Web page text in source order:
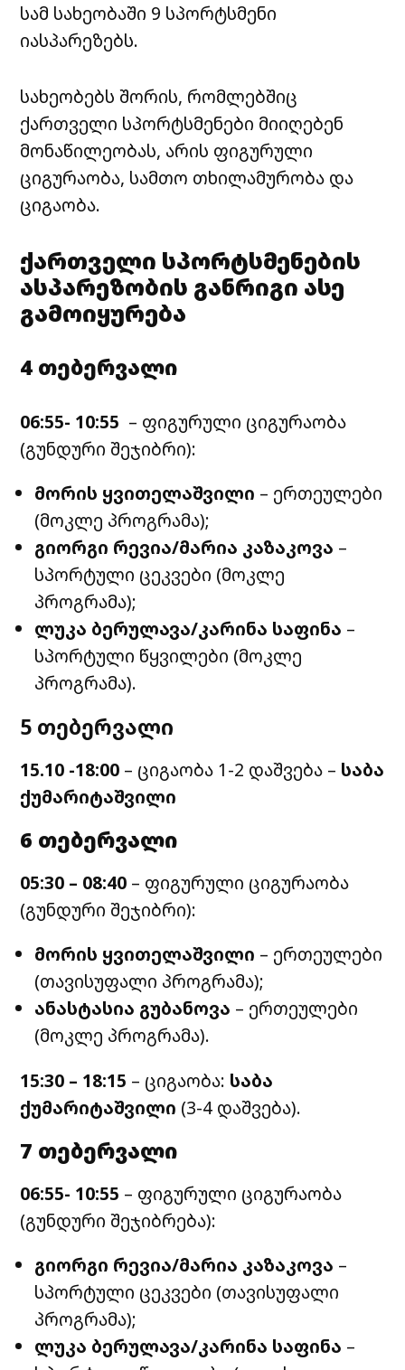
სამ სახეობაში 9 სპორტსმენი
იასპარეზებს.
სახეობებს შორის, რომლებშიც
ქართველი სპორტსმენები მიიღებენ
მონაწილეობას, არის ფიგურული
ციგურაობა, სამთო თხილამურობა და
ციგაობა.
ქართველი სპორტსმენების
ასპარეზობის განრიგი ასე
გამოიყურება
4 თებერვალი
06:55- 10:55 – ფიგურული ციგურაობა
(გუნდური შეჯიბრი):
მორის ყვითელაშვილი – ერთეულები
(მოკლე პროგრამა);
გიორგი რევია/მარია კაზაკოვა –
სპორტული ცეკვები (მოკლე
პროგრამა);
ლუკა ბერულავა/კარინა საფინა –
სპორტული წყვილები (მოკლე
პროგრამა).
5 თებერვალი
15.10 -18:00 – ციგაობა 1-2 დაშვება – საბა
ქუმარიტაშვილი
6 თებერვალი
05:30 – 08:40 – ფიგურული ციგურაობა
(გუნდური შეჯიბრი):
მორის ყვითელაშვილი – ერთეულები
(თავისუფალი პროგრამა);
ანასტასია გუბანოვა – ერთეულები
(მოკლე პროგრამა).
15:30 – 18:15 – ციგაობა: საბა
ქუმარიტაშვილი (3-4 დაშვება).
7 თებერვალი
06:55- 10:55 – ფიგურული ციგურაობა
(გუნდური შეჯიბრება):
გიორგი რევია/მარია კაზაკოვა –
სპორტული ცეკვები (თავისუფალი
პროგრამა);
ლუკა ბერულავა/კარინა საფინა –